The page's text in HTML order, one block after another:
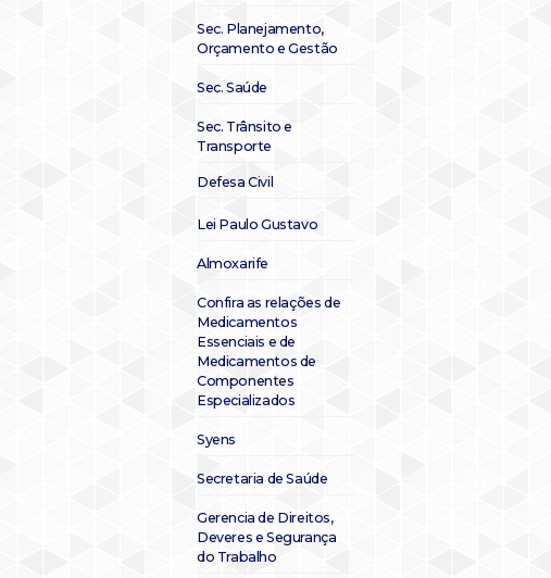
Sec. Planejamento,
Orçamento e Gestão
Sec. Saúde
Sec. Trânsito e
Transporte
Defesa Civil
Lei Paulo Gustavo
Almoxarife
Confira as relações de
Medicamentos
Essenciais e de
Medicamentos de
Componentes
Especializados
Syens
Secretaria de Saúde
Gerencia de Direitos,
Deveres e Segurança
do Trabalho